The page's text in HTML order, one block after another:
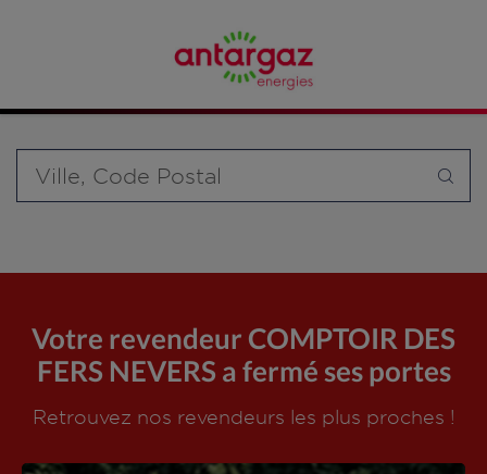
bouteille souhaité et le type de point de vente (revendeur /
distributeur automatique de bouteilles de gaz ou station GPL
carburant)
Votre revendeur COMPTOIR DES
FERS NEVERS a fermé ses portes
Retrouvez nos revendeurs les plus proches !